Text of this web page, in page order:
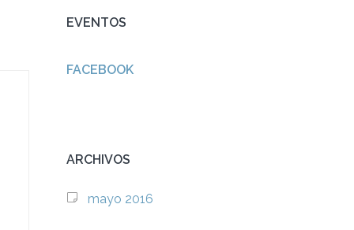
EVENTOS
FACEBOOK
ARCHIVOS
mayo 2016